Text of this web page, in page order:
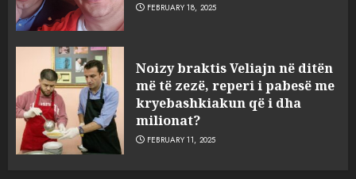
FEBRUARY 18, 2025
Noizy braktis Veliajn në ditën
më të zezë, reperi i pabesë me
kryebashkiakun që i dha
milionat?
FEBRUARY 11, 2025
3
sulmuan “One Albania”,
ngjarja u fsheh. A u vodhën
serverat?
MARCH 25, 2025